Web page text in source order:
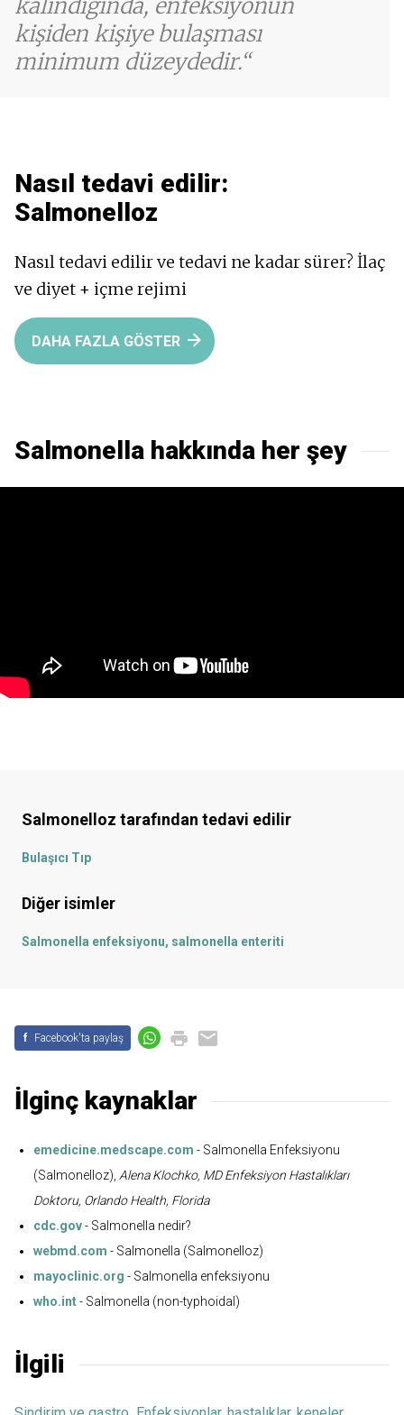
kalındığında, enfeksiyonun
kişiden kişiye bulaşması
minimum düzeydedir.
Nasıl tedavi edilir:
Salmonelloz
Nasıl tedavi edilir ve tedavi ne kadar sürer? İlaç
ve diyet + içme rejimi
DAHA FAZLA GÖSTER
Salmonella hakkında her şey
Salmonelloz tarafından tedavi edilir
Bulaşıcı Tıp
Diğer isimler
Salmonella enfeksiyonu, salmonella enteriti
f Facebook'ta paylaş
İlginç kaynaklar
emedicine.medscape.com - Salmonella Enfeksiyonu
(Salmonelloz), Alena Klochko, MD Enfeksiyon Hastalıkları
Doktoru, Orlando Health, Florida
cdc.gov- Salmonella nedir?
webmd.com - Salmonella (Salmonelloz)
mayoclinic.org - Salmonella enfeksiyonu
who.int- Salmonella (non-typhoidal)
İlgili